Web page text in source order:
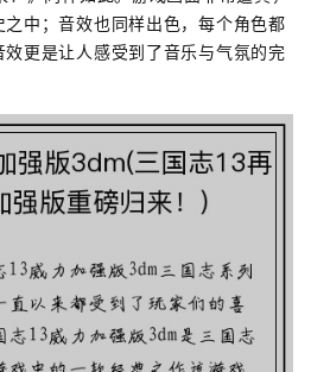
中；音效也同样出色，每个角色都
更是让人感受到了音乐与气氛的完